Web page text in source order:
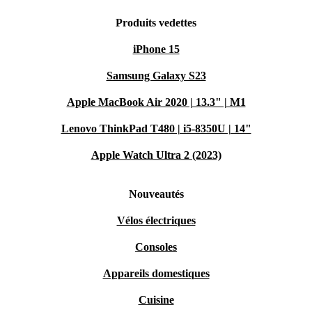
Produits vedettes
iPhone 15
Samsung Galaxy S23
Apple MacBook Air 2020 | 13.3" | M1
Lenovo ThinkPad T480 | i5-8350U | 14"
Apple Watch Ultra 2 (2023)
Nouveautés
Vélos électriques
Consoles
Appareils domestiques
Cuisine